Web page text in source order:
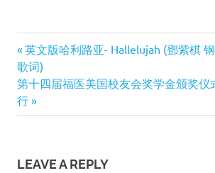
文
章
航
Previous
Post:
英文版哈利路亚- Hallelujah (鄧紫棋
歌词)
Next
Post:
第十四届福医美国校友会奖学金颁奖仪
行
LEAVE A REPLY